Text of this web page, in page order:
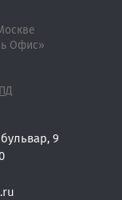
Офис»
9